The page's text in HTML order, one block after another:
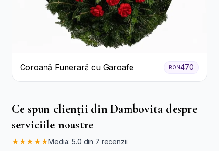
Coroană Funerară cu Garoafe RON470
Ce spun clienții din Dambovita despre
serviciile noastre
★★★★★Media: 5.0 din 7 recenzii